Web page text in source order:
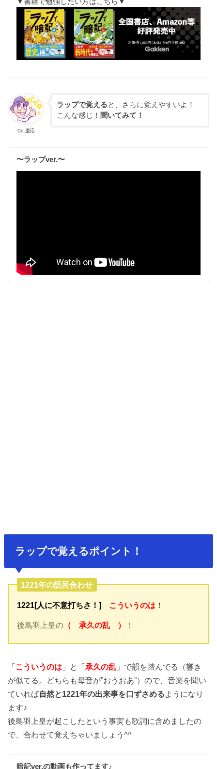
Co.慶応
ラップで覚えると、さらに覚えやすいよ！
こんな感じ！ 聞いてみて！
〜ラップver.〜
ラップで覚えるポイント！
1221年の語呂合わせ
1221[人に不意打ちさ！] こういうのは ！
後鳥羽上皇の （ 承久の乱 ） ！
「こういうのは 」と「承久の乱 」で韻を踏んでる（響き
が似てる。どちらも母音が”おうおあ”）ので、音楽を聞い
ていれば自然と1221年の出来事を口ずさめるようになり
ます♪
後鳥羽上皇が起こしたという事実も歌詞に含めましたの
で、合わせて覚えちゃいましょう^^
暗記ver.の動画も作ってます♪